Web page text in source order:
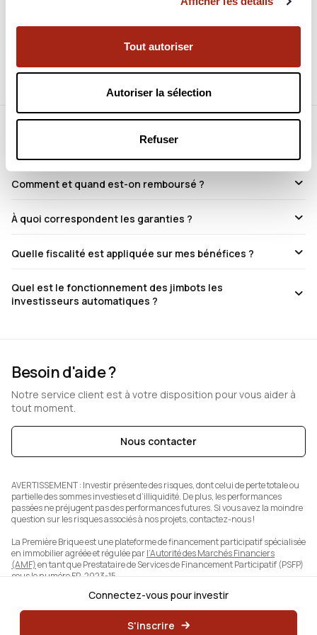
Tout autoriser
Autoriser la sélection
Refuser
Connectez-vous pour en voir plus
projet.
Foire aux questions
Comment et quand est-on remboursé ?
À quoi correspondent les garanties ?
Quelle fiscalité est appliquée sur mes bénéfices ?
Quel est le fonctionnement des jimbots les
investisseurs automatiques ?
Besoin d'aide ?
Notre service client est à votre disposition pour vous aider à
tout moment.
Nous contacter
AVERTISSEMENT : Investir présente des risques, dont celui de perte totale ou
partielle des sommes investies et d’illiquidité. De plus, les performances
passées ne préjugent pas des performances futures. Si vous avez la moindre
question sur les risques associés à nos projets, contactez-nous !
La Première Brique est une plateforme de financement participatif spécialisée
en immobilier agréée et régulée parl’Autorité des Marchés Financiers
(AMF)en tant que Prestataire de Services de Financement Participatif (PSFP)
sous le numéro FP-2023-15.
Connectez-vous pour investir
S'inscrire